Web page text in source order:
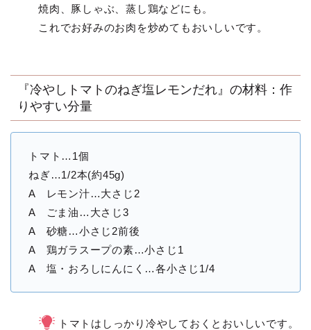
焼肉、豚しゃぶ、蒸し鶏などにも。
これでお好みのお肉を炒めてもおいしいです。
『冷やしトマトのねぎ塩レモンだれ』の材料：作
りやすい分量
トマト…1個
ねぎ…1/2本(約45g)
A レモン汁…大さじ2
A ごま油…大さじ3
A 砂糖…小さじ2前後
A 鶏ガラスープの素…小さじ1
A 塩・おろしにんにく…各小さじ1/4
トマトはしっかり冷やしておくとおいしいです。